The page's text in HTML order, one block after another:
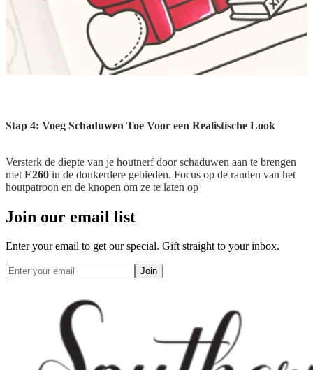
Stap 4: Voeg Schaduwen Toe Voor een Realistische Look
Versterk de diepte van je houtnerf door schaduwen aan te brengen
met E260 in de donkerdere gebieden. Focus op de randen van het
houtpatroon en de knopen om ze te laten op
Join our email list
Enter your email to get our special. Gift straight to your inbox.
Join